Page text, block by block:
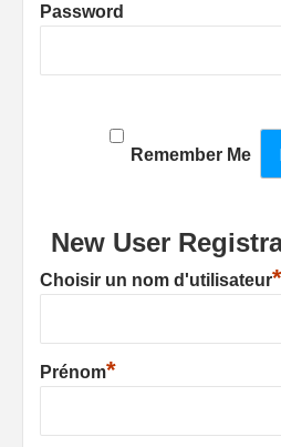
Password
Remember Me
New User
Choisir un nom d'utilisateur*
Prénom*